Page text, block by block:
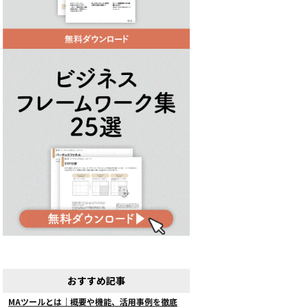
おすすめ記事
MAツールとは｜概要や機能、活用事例を徹底